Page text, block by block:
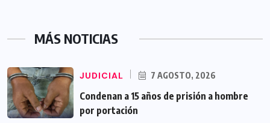
MÁS NOTICIAS
JUDICIAL 7 AGOSTO, 2026
Condenan a 15 años de prisión a hombre
por portación